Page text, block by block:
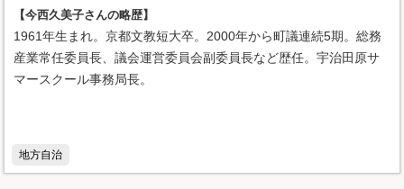
【今西久美子さんの略歴】
1961年生まれ。京都文教短大卒。2000年から町議連続5期。総務
産業常任委員長、議会運営委員会副委員長など歴任。宇治田原サ
マースクール事務局長。
地方自治